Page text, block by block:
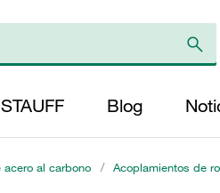
Blog
al carbono / Acoplamientos de